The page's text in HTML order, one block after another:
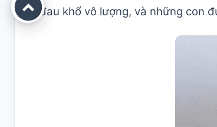
đau khổ vô lượng, và những con